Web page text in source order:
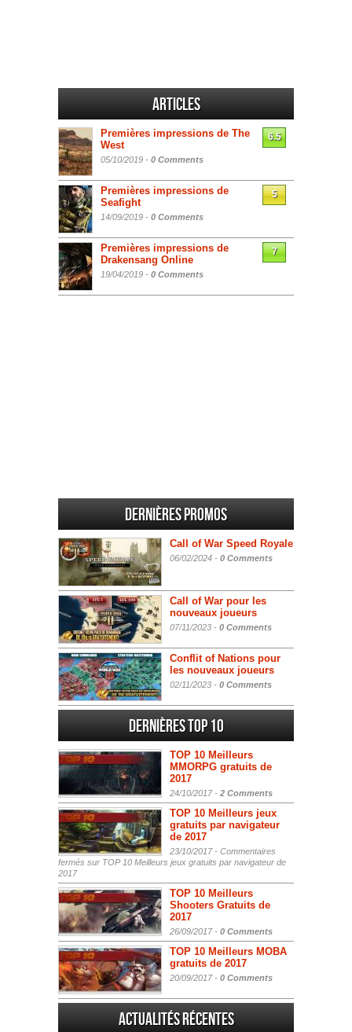
Articles
Premières impressions de The
West
05/10/2019 - 0 Comments
6.5
Premières impressions de
Seafight
14/09/2019 - 0 Comments
5
Premières impressions de
Drakensang Online
19/04/2019 - 0 Comments
7
Dernières promos
Call of War Speed Royale
06/02/2024 - 0 Comments
Call of War pour les
nouveaux joueurs
07/11/2023 - 0 Comments
Conflit of Nations pour
les nouveaux joueurs
02/11/2023 - 0 Comments
Dernières Top 10
TOP 10 Meilleurs
MMORPG gratuits de
2017
24/10/2017 - 2 Comments
TOP 10 Meilleurs jeux
gratuits par navigateur
de 2017
23/10/2017 - Commentaires
fermés sur TOP 10 Meilleurs jeux gratuits par navigateur de
2017
TOP 10 Meilleurs
Shooters Gratuits de
2017
26/09/2017 - 0 Comments
TOP 10 Meilleurs MOBA
gratuits de 2017
20/09/2017 - 0 Comments
Actualités Récentes